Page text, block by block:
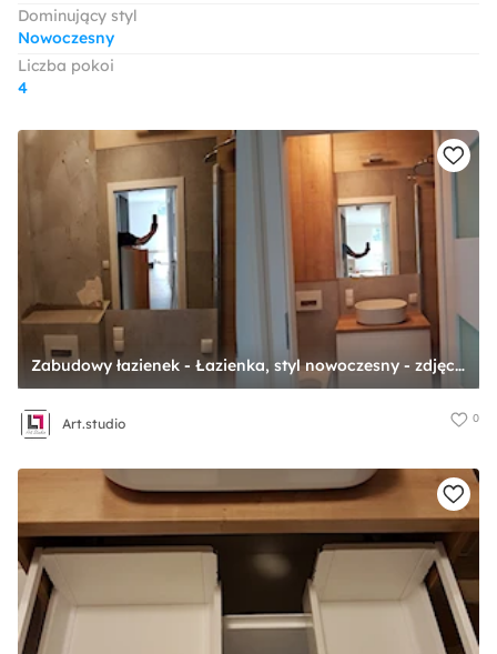
Dominujący styl
Nowoczesny
Liczba pokoi
4
Zabudowy łazienek - Łazienka, styl nowoczesny - zdjęcie od Art.studio
Art.studio 0